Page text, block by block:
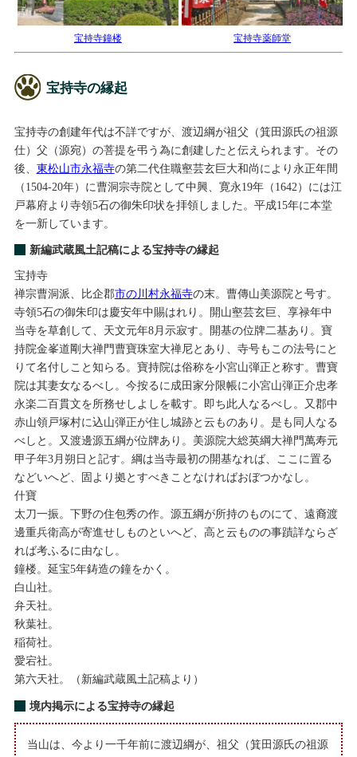
宝持寺鐘楼 宝持寺薬師堂
宝持寺の縁起
宝持寺の創建年代は不詳ですが、渡辺綱が祖父（箕田源氏の祖源
仕）父（源宛）の菩提を弔う為に創建したと伝えられます。その
後、 東松山市永福寺の第二代住職壑芸玄巨大和尚により永正年間
（1504-20年）に曹洞宗寺院として中興、寛永19年（1642）には江
戸幕府より寺領5石の御朱印状を拝領しました。平成15年に本堂
を一新しています。
新編武蔵風土記稿による宝持寺の縁起
宝持寺
禅宗曹洞派、比企郡市の川村永福寺の末。曹傳山美源院と号す。
寺領5石の御朱印は慶安年中賜はれり。開山壑芸玄巨、享禄年中
当寺を草創して、天文元年8月示寂す。開基の位牌二基あり。寶
持院金峯道剛大禅門曹寶珠室大禅尼とあり、寺号もこの法号にと
りて名付しこと知らる。寶持院は俗称を小宮山弾正と称す。曹寶
院は其妻女なるべし。今按るに成田家分限帳に小宮山弾正介忠孝
永楽二百貫文を所務せしよしを載す。即ち此人なるべし。又郡中
赤山領戸塚村に込山弾正が住し城跡と云ものあり。是も同人なる
べしと。又渡邊源五綱が位牌あり。美源院大総英綱大禅門萬寿元
甲子年3月朔日と記す。綱は当寺最初の開基なれば、ここに置る
などいへど、固より拠とすべきことなければおぼつかなし。
什寶
太刀一振。下野の住包秀の作。源五綱が所持のものにて、遠裔渡
邊重兵衛高が寄進せしものといへど、高と云ものの事蹟詳ならざ
れば考ふるに由なし。
鐘楼。延宝5年鋳造の鐘をかく。
白山社。
弁天社。
秋葉社。
稲荷社。
愛宕社。
第六天社。（新編武蔵風土記稿より）
境内掲示による宝持寺の縁起
当山は、今より一千年前に渡辺綱が、祖父（箕田源氏の祖源